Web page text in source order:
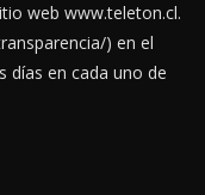
web www.teleton.cl.
) en el
días en cada uno de